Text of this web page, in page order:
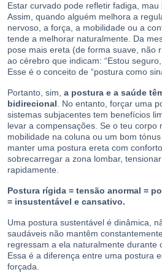
Estar curvado pode refletir fadiga, mau
Assim, quando alguém melhora a
nervoso, a força, a mobilidade ou a
tende a melhorar naturalmente. Da
pose mais ereta (de forma suave, não
ao cérebro que indicam: “Estou
Esse é o conceito de “postura como
Portanto, sim, a postura e a saúde
bidirecional . No entanto, forçar uma
sistemas subjacentes tem benefícios
levar a compensações. Se o teu corpo
mobilidade na coluna ou um bom
manter uma postura ereta com
sobrecarregar a zona lombar,
rapidamente.
Postura rígida = tensão anormal =
= insustentável e cansativo.
Uma postura sustentável é dinâmica,
saudáveis não mantêm
regressam a ela naturalmente durante
Essa é a diferença entre uma postura
forçada.